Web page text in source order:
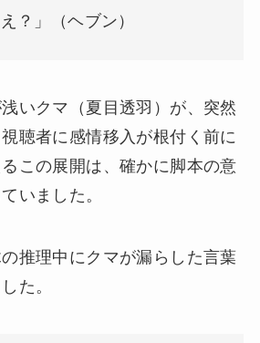
？」（ヘブン）
いクマ（夏目透羽）が、突然
聴者に感情移入が根付く前に
この展開は、確かに脚本の意
いました。
推理中にクマが漏らした言葉
た。